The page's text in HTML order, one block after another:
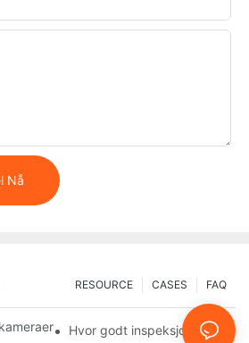
Nå
FAQ
CASES
RESOURCE
Viktige verktøy for profesjonelle
Hvor godt